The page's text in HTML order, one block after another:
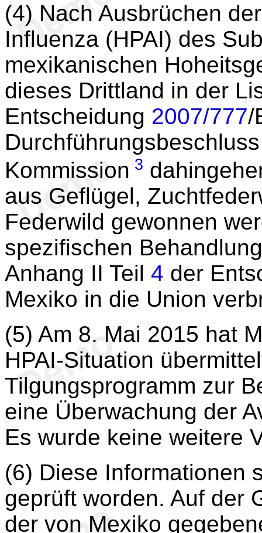
(4) Nach Ausbrüchen
Influenza (HPAI) des
mexikanischen
dieses Drittland in der
Entscheidung 2007/777/
Kommission 3
aus Geflügel,
Federwild gewonnen
spezifischen
Anhang II Teil 4 der
Mexiko in die Union
(5) Am 8. Mai 2015 hat
HPAI-Situation
Tilgungsprogramm zur
eine Überwachung der
Es wurde keine weitere
(6) Diese Informationen
geprüft worden. Auf der
der von Mexiko